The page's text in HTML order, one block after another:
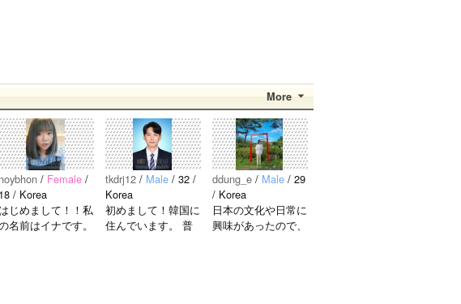
More
noybhon / Female/
18 / Korea
はじめまして！！私
名前はイナです。
tkdrj12 / Male/ 32 /
Korea
初めまして！韓国に
住んでいます。 ​普
ddung_e / Male/ 29
/ Korea
日本の文化や日常に
興味があったので、